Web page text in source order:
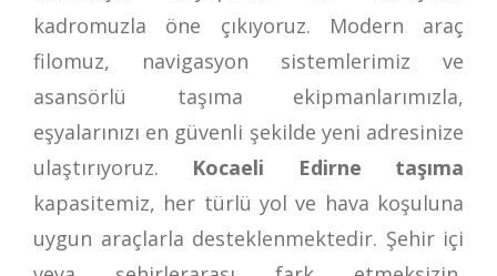
kadromuzla öne çıkıyoruz. Modern araç
filomuz, navigasyon sistemlerimiz ve
asansörlü taşıma ekipmanlarımızla,
eşyalarınızı en güvenli şekilde yeni adresinize
ulaştırıyoruz. Kocaeli Edirne taşıma
kapasitemiz, her türlü yol ve hava koşuluna
uygun araçlarla desteklenmektedir. Şehir içi